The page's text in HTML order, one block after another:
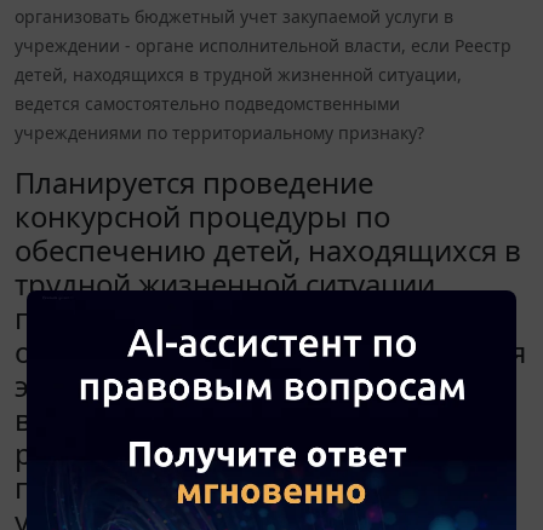
организовать бюджетный учет закупаемой услуги в
учреждении - органе исполнительной власти, если Реестр
детей, находящихся в трудной жизненной ситуации,
ведется самостоятельно подведомственными
учреждениями по территориальному признаку?
Планируется проведение
конкурсной процедуры по
обеспечению детей, находящихся в
трудной жизненной ситуации,
путевками в детские
оздоровительные лагеря. Ранее для
этой цели орган исполнительной
власти закупал путевки,
распределял их между
подведомственными
учреждениями, которые в